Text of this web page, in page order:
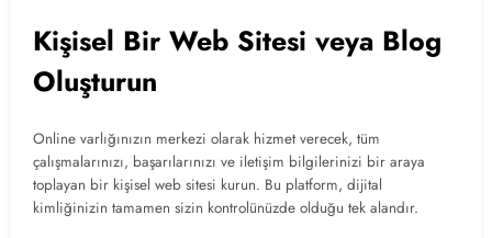
Kişisel Bir Web Sitesi veya Blog
Oluşturun
Online varlığınızın merkezi olarak hizmet verecek, tüm
çalışmalarınızı, başarılarınızı ve iletişim bilgilerinizi bir araya
toplayan bir kişisel web sitesi kurun. Bu platform, dijital
kimliğinizin tamamen sizin kontrolünüzde olduğu tek alandır.